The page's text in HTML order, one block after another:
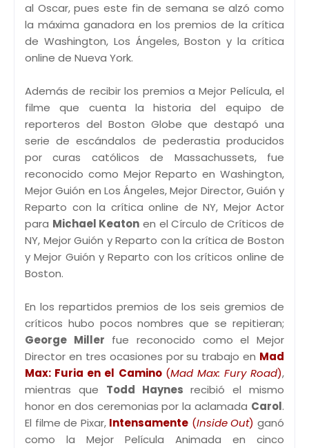
al Oscar, pues este fin de semana se alzó como
la máxima ganadora en los premios de la crítica
de Washington, Los Ángeles, Boston y la crítica
online de Nueva York.
Además de recibir los premios a Mejor Película, el
filme que cuenta la historia del equipo de
reporteros del Boston Globe que destapó una
serie de escándalos de pederastia producidos
por curas católicos de Massachussets, fue
reconocido como Mejor Reparto en Washington,
Mejor Guión en Los Ángeles, Mejor Director, Guión y
Reparto con la crítica online de NY, Mejor Actor
para Michael Keaton en el Círculo de Críticos de
NY, Mejor Guión y Reparto con la crítica de Boston
y Mejor Guión y Reparto con los críticos online de
Boston.
En los repartidos premios de los seis gremios de
críticos hubo pocos nombres que se repitieran;
George Miller fue reconocido como el Mejor
Director en tres ocasiones por su trabajo en Mad
Max: Furia en el Camino (Mad Max: Fury Road),
mientras que Todd Haynes recibió el mismo
honor en dos ceremonias por la aclamada Carol.
El filme de Pixar, Intensamente (Inside Out) ganó
como la Mejor Película Animada en cinco